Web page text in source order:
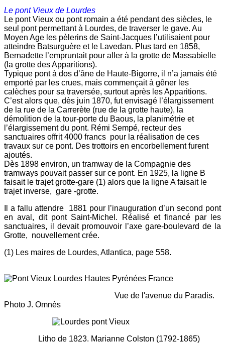
Le pont Vieux de Lourdes
Le pont Vieux ou pont romain a été pendant des siècles, le
seul pont permettant à Lourdes, de traverser le gave. Au
Moyen Age les pèlerins de Saint-Jacques l’utilisaient pour
atteindre Batsurguère et le Lavedan. Plus tard en 1858,
Bernadette l’empruntait pour aller à la grotte de Massabielle
(la grotte des Apparitions).
Typique pont à dos d’âne de Haute-Bigorre, il n’a jamais été
emporté par les crues, mais commençait à gêner les
calèches pour sa traversée, surtout après les Apparitions.
C’est alors que, dès juin 1870, fut envisagé l’élargissement
de la rue de la Carrerète (rue de la grotte haute), la
démolition de la tour-porte du Baous, la planimétrie et
l’élargissement du pont. Rémi Sempé, recteur des
sanctuaires offrit 4000 francs pour la réalisation de ces
travaux sur ce pont. Des trottoirs en encorbellement furent
ajoutés.
Dès 1898 environ, un tramway de la Compagnie des
tramways pouvait passer sur ce pont. En 1925, la ligne B
faisait le trajet grotte-gare (1) alors que la ligne A faisait le
trajet inverse, gare -grotte.
Il a fallu attendre 1881 pour l’inauguration d’un second pont
en aval, dit pont Saint-Michel. Réalisé et financé par les
sanctuaires, il devait promouvoir l’axe gare-boulevard de la
Grotte, nouvellement crée.
(1) Les maires de Lourdes, Atlantica, page 558.
Vue de l'avenue du Paradis.
Photo J. Omnès
Litho de 1823. Marianne Colston (1792-1865)